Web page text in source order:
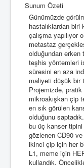
Sunum Özeti
Günümüzde
hastalıklardan
çalışma yapılıyor
metastaz
olduğundan
teşhis yöntemleri
süresini en aza
maliyeti düşük bir
Projemizde, pratik
mikroakışkan çip
en sık görülen
olduğunu
bu üç kanser
gözlenen CD90 ve
ikinci çip için her
L1, meme için
kullandık.